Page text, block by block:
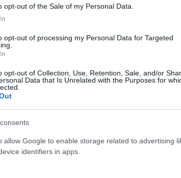
opt-out of the Sale of my Personal Data.
opt-out of processing my Personal Data for Targeted
opt-out of Collection, Use, Retention, Sale, and/or
Data that Is Unrelated with the Purposes for
allow Google to enable storage related to advertising
identifiers in apps.
της Συγκλήτου Πανεπιστημίου
της συνεδρίαση 233/23-4-2024 και
όπου ομάδα φοιτητών
σε ακρόαση φοιτητών που